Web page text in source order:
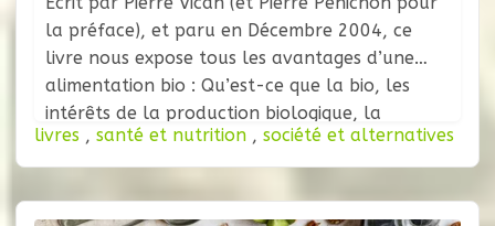
la préface), et paru en Décembre 2004, ce
livre nous expose tous les avantages d’une
alimentation bio : Qu’est-ce que la bio, les
intérêts de la production biologique, la
pollution industrielle des aliments et ses
conséquences sur la santé, les techniques de
l’agriculture et de l’élevage bio,
livres , santé et nutrition , société et alternatives